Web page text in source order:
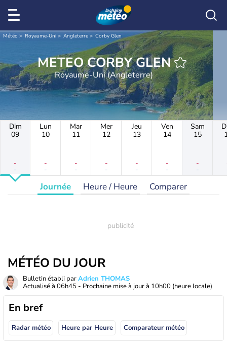
Météo Royaume-Uni Angleterre Corby Glen
METEO CORBY GLEN
Royaume-Uni (Angleterre)
Dim
09
-
-
Lun
10
-
-
Mar
11
-
-
Mer
12
-
-
Jeu
13
-
-
Ven
14
-
-
Sam
15
-
-
Journée Heure / Heure Comparer
MÉTÉO DU JOUR
Bulletin établi parAdrien THOMAS
Actualisé à 06h45 - Prochaine mise à jour à 10h00 (heure locale)
En bref
Radar météo Heure par Heure Comparateur météo